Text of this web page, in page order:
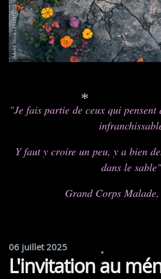
*
"Je fais partie de ceux qui
Y faut y croire un peu, y a bien
dans le sable"
Grand Corps Malade,
06 juillet 2025
L'invitation au